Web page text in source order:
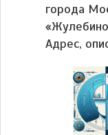
города
Адрес,